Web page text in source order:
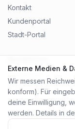
Kontakt
Kundenportal
Stadt-Portal
Datenschutz
AGB
Externe Medien &
Wir messen
konform). Für
deine Einwilligung,
werden. Details in